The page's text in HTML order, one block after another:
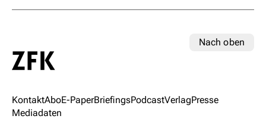
Nach oben
KontaktAboE-PaperBriefingsPodcastVerlagPresse
Mediadaten